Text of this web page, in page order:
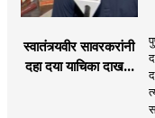
स्वातंत्र्यवीर सावरकरांनी
दहा दया याचिका दाखल